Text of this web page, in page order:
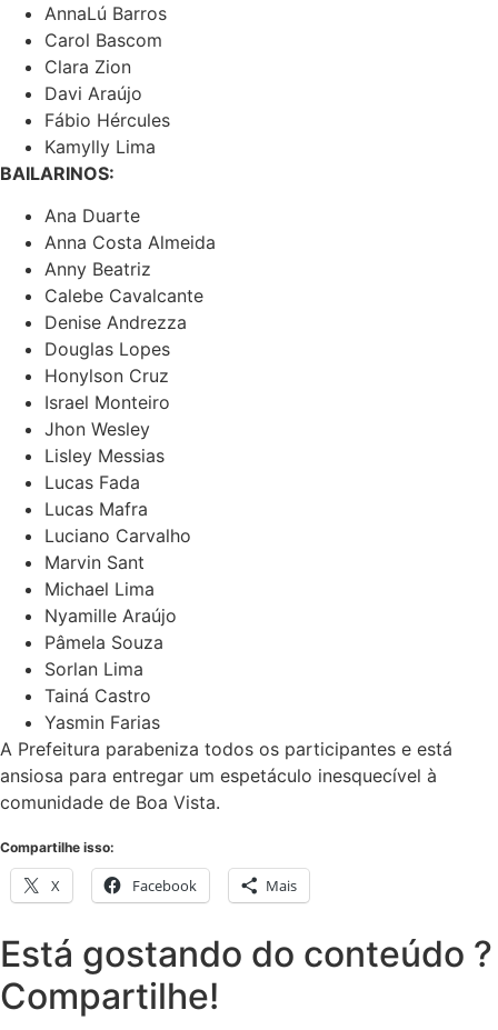
AnnaLú Barros
Carol Bascom
Clara Zion
Davi Araújo
Fábio Hércules
Kamylly Lima
BAILARINOS:
Ana Duarte
Anna Costa Almeida
Anny Beatriz
Calebe Cavalcante
Denise Andrezza
Douglas Lopes
Honylson Cruz
Israel Monteiro
Jhon Wesley
Lisley Messias
Lucas Fada
Lucas Mafra
Luciano Carvalho
Marvin Sant
Michael Lima
Nyamille Araújo
Pâmela Souza
Sorlan Lima
Tainá Castro
Yasmin Farias
A Prefeitura parabeniza todos os participantes e está
ansiosa para entregar um espetáculo inesquecível à
comunidade de Boa Vista.
Compartilhe isso:
X Facebook Mais
Está gostando do conteúdo ?
Compartilhe!